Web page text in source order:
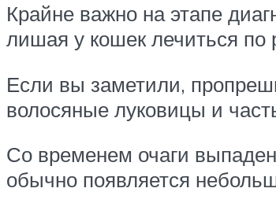
Крайне важно на этапе
лишая у кошек лечиться по
Если вы заметили,
волосяные луковицы и
Со временем очаги
обычно появляется